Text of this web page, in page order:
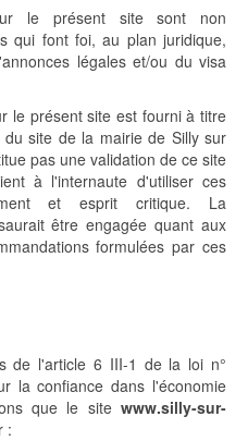
le présent site sont non
qui font foi, au plan juridique,
légales et/ou du visa
le présent site est fourni à titre
site de la mairie de Silly sur
pas une validation de ce site
à l'internaute d'utiliser ces
et esprit critique. La
être engagée quant aux
formulées par ces
de l'article 6 III-1 de la loi n°
la confiance dans l'économie
que le site www.silly-sur-
: